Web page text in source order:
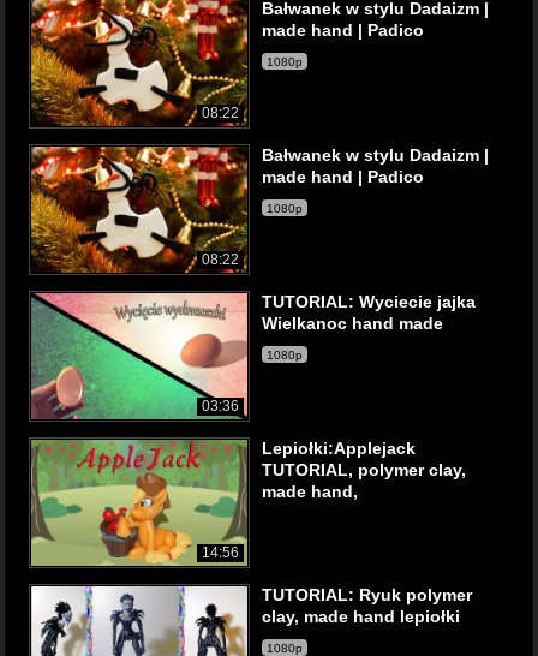
08:22
Bałwanek w stylu Dadaizm |
made hand | Padico
1080p
08:22
Bałwanek w stylu Dadaizm |
made hand | Padico
1080p
03:36
TUTORIAL: Wyciecie jajka
Wielkanoc hand made
1080p
14:56
Lepiołki:Applejack
TUTORIAL, polymer clay,
made hand,
TUTORIAL: Ryuk polymer
clay, made hand lepiołki
1080p